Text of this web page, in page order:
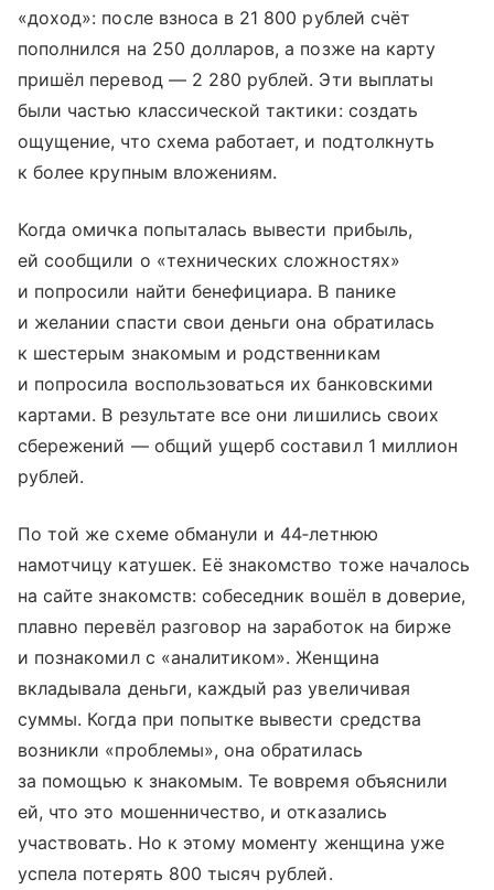
«доход»: после взноса в 21 800 рублей счёт
пополнился на 250 долларов, а позже на карту
пришёл перевод — 2 280 рублей. Эти выплаты
были частью классической тактики: создать
ощущение, что схема работает, и подтолкнуть
к более крупным вложениям.
Когда омичка попыталась вывести прибыль,
ей сообщили о «технических сложностях»
и попросили найти бенефициара. В панике
и желании спасти свои деньги она обратилась
к шестерым знакомым и родственникам
и попросила воспользоваться их банковскими
картами. В результате все они лишились своих
сбережений — общий ущерб составил 1 миллион
рублей.
По той же схеме обманули и 44‑летнюю
намотчицу катушек. Её знакомство тоже началось
на сайте знакомств: собеседник вошёл в доверие,
плавно перевёл разговор на заработок на бирже
и познакомил с «аналитиком». Женщина
вкладывала деньги, каждый раз увеличивая
суммы. Когда при попытке вывести средства
возникли «проблемы», она обратилась
за помощью к знакомым. Те вовремя объяснили
ей, что это мошенничество, и отказались
участвовать. Но к этому моменту женщина уже
успела потерять 800 тысяч рублей.